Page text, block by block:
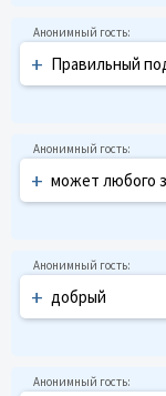
+ Правильный
+ может любого
+ добрый